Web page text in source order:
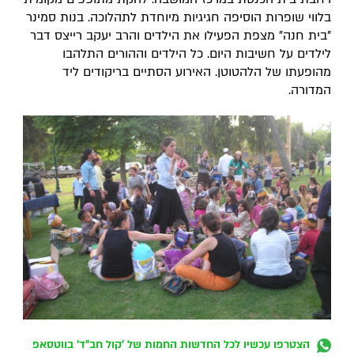
בלווי שופרות הוסיפה חגיגיות מיוחדת לתהלוכה. בנות סמינר
"בית חנה" מצפת הפעילו את הילדים והרב יעקב רייצס דבר
לילדים על חשיבות היום. כל הילדים וההורים התלהבו
מהופעתו של הלהטוטן. האירוע הסתיים בריקודים ליד
המדורה.
הצטרפו עכשיו לכל החדשות החמות של 'קול חב"ד' בווטסאפ